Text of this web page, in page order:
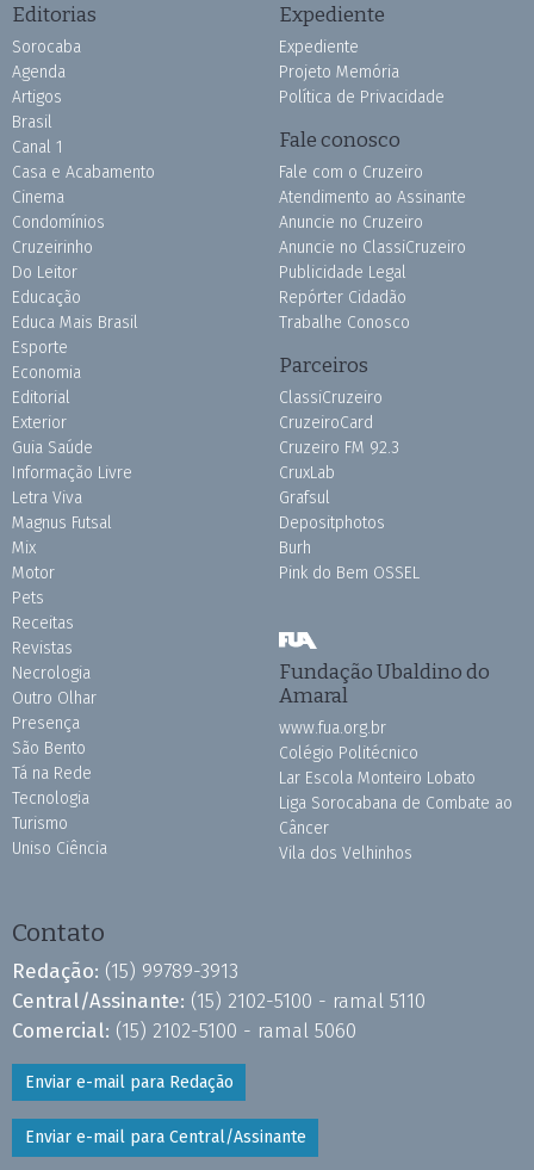
Editorias
Sorocaba
Agenda
Artigos
Brasil
Canal 1
Casa e Acabamento
Cinema
Condomínios
Cruzeirinho
Do Leitor
Educação
Educa Mais Brasil
Esporte
Economia
Editorial
Exterior
Guia Saúde
Informação Livre
Letra Viva
Magnus Futsal
Mix
Motor
Pets
Receitas
Revistas
Necrologia
Outro Olhar
Presença
São Bento
Tá na Rede
Tecnologia
Turismo
Uniso Ciência
Expediente
Expediente
Projeto Memória
Política de Privacidade
Fale conosco
Fale com o Cruzeiro
Atendimento ao Assinante
Anuncie no Cruzeiro
Anuncie no ClassiCruzeiro
Publicidade Legal
Repórter Cidadão
Trabalhe Conosco
Parceiros
ClassiCruzeiro
CruzeiroCard
Cruzeiro FM 92.3
CruxLab
Grafsul
Depositphotos
Burh
Pink do Bem OSSEL
Fundação Ubaldino do
Amaral
www.fua.org.br
Colégio Politécnico
Lar Escola Monteiro Lobato
Liga Sorocabana de Combate ao
Câncer
Vila dos Velhinhos
Contato
Redação: (15) 99789-3913
Central/Assinante: (15) 2102-5100 - ramal 5110
Comercial: (15) 2102-5100 - ramal 5060
Enviar e-mail para Redação
Enviar e-mail para Central/Assinante